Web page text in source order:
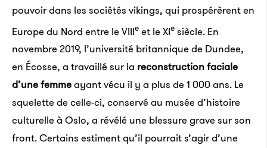
pouvoir dans les sociétés vikings, qui prospérèrent en
Europe du Nord entre le VIIIe et le XIe siècle. En
novembre 2019, l’université britannique de Dundee,
en Écosse, a travaillé sur la reconstruction faciale
d’une femmeayant vécu il y a plus de 1 000 ans. Le
squelette de celle-ci, conservé au musée d’histoire
culturelle à Oslo, a révélé une blessure grave sur son
front. Certains estiment qu’il pourrait s’agir d’une